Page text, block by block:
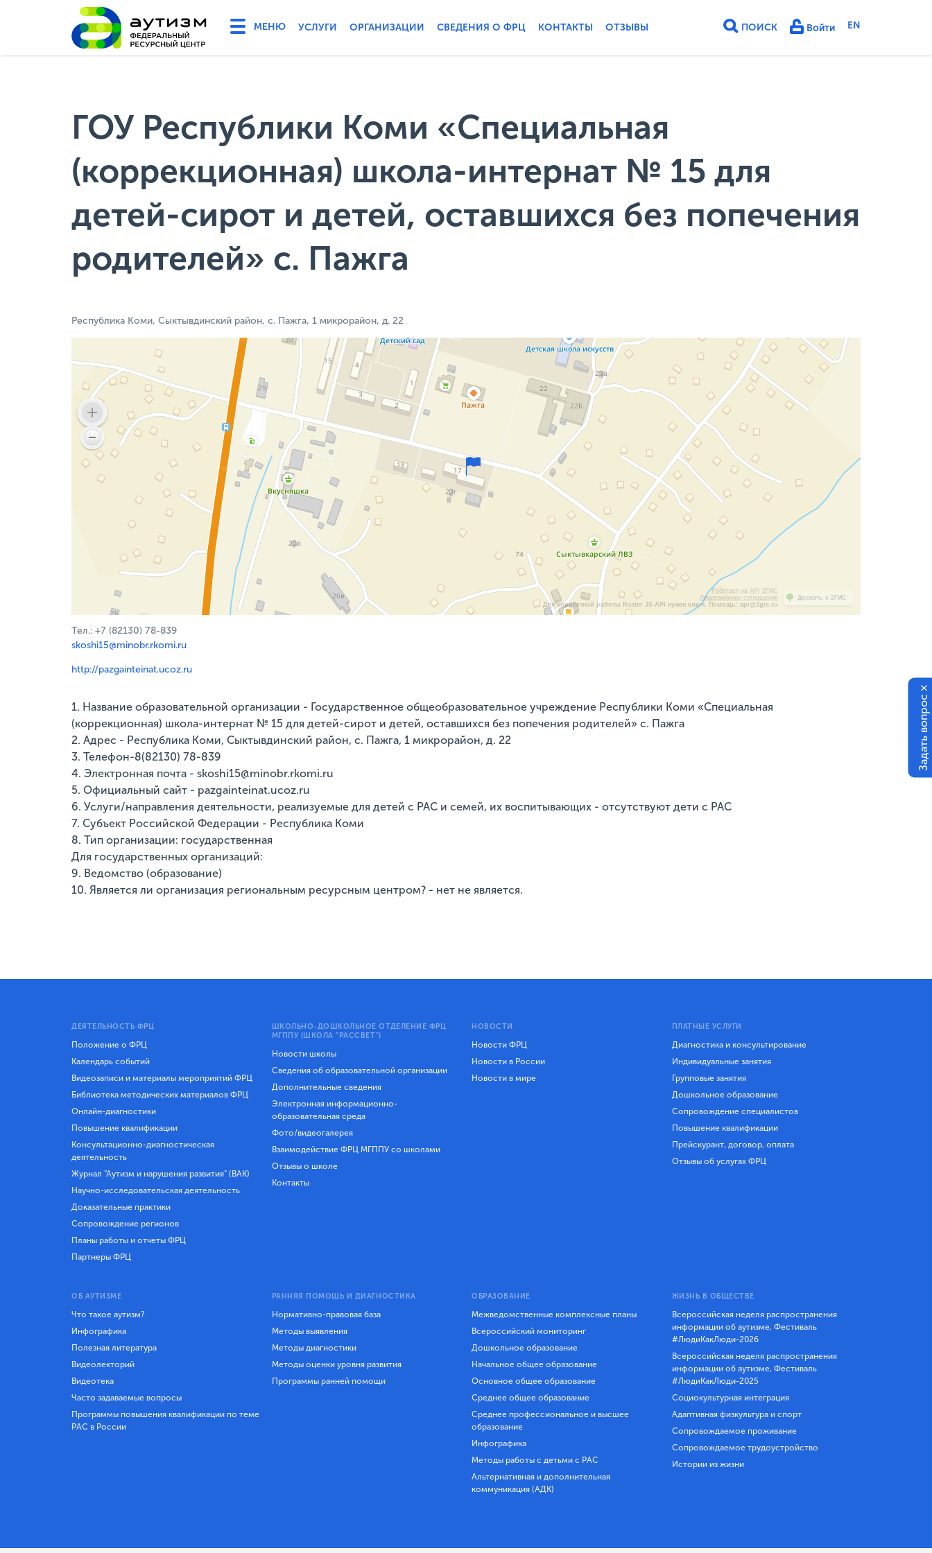
УСЛУГИ ОРГАНИЗАЦИИ СВЕДЕНИЯ О ФРЦ КОНТАКТЫ ОТЗЫВЫ ПОИСК Войти EN
ГОУ Республики Коми «Специальная
(коррекционная) школа-интернат № 15 для
детей-сирот и детей, оставшихся без попечения
родителей» с. Пажга
Республика Коми, Сыктывдинский район, с. Пажга, 1 микрорайон, д. 22
Работает на API 2ГИС
Лицензионное соглашение
Для корректной работы Raster JS API нужен ключ. Помощь: api@2gis.ru
Доехать с 2ГИС
Тел.: +7 (82130) 78-839
skoshi15@minobr.rkomi.ru
http://pazgainteinat.ucoz.ru
1. Название образовательной организации - Государственное общеобразовательное учреждение Республики Коми «Специальная
(коррекционная) школа-интернат № 15 для детей-сирот и детей, оставшихся без попечения родителей» с. Пажга
2. Адрес - Республика Коми, Сыктывдинский район, с. Пажга, 1 микрорайон, д. 22
3. Телефон-8(82130) 78-839
4. Электронная почта - skoshi15@minobr.rkomi.ru
5. Официальный сайт - pazgainteinat.ucoz.ru
6. Услуги/направления деятельности, реализуемые для детей с РАС и семей, их воспитывающих - отсутствуют дети с РАС
7. Субъект Российской Федерации - Республика Коми
8. Тип организации: государственная
Для государственных организаций:
9. Ведомство (образование)
10. Является ли организация региональным ресурсным центром? - нет не является.
ДЕЯТЕЛЬНОСТЬ ФРЦ
Положение о ФРЦ
Календарь событий
Видеозаписи и материалы мероприятий ФРЦ
Библиотека методических материалов ФРЦ
Онлайн-диагностики
Повышение квалификации
Консультационно-диагностическая
деятельность
Журнал "Аутизм и нарушения развития" (ВАК)
Научно-исследовательская деятельность
Доказательные практики
Сопровождение регионов
Планы работы и отчеты ФРЦ
Партнеры ФРЦ
ШКОЛЬНО-ДОШКОЛЬНОЕ ОТДЕЛЕНИЕ ФРЦ
МГППУ (ШКОЛА "РАССВЕТ")
Новости школы
Сведения об образовательной организации
Дополнительные сведения
Электронная информационно-
образовательная среда
Фото/видеогалерея
Взаимодействие ФРЦ МГППУ со школами
Отзывы о школе
Контакты
НОВОСТИ
Новости ФРЦ
Новости в России
Новости в мире
ПЛАТНЫЕ УСЛУГИ
Диагностика и консультирование
Индивидуальные занятия
Групповые занятия
Дошкольное образование
Сопровождение специалистов
Повышение квалификации
Прейскурант, договор, оплата
Отзывы об услугах ФРЦ
ОБ АУТИЗМЕ
Что такое аутизм?
Инфографика
Полезная литература
Видеолекторий
Видеотека
Часто задаваемые вопросы
Программы повышения квалификации по теме
РАС в России
РАННЯЯ ПОМОЩЬ И ДИАГНОСТИКА
Нормативно-правовая база
Методы выявления
Методы диагностики
Методы оценки уровня развития
Программы ранней помощи
ОБРАЗОВАНИЕ
Межведомственные комплексные планы
Всероссийский мониторинг
Дошкольное образование
Начальное общее образование
Основное общее образование
Среднее общее образование
Среднее профессиональное и высшее
образование
Инфографика
Методы работы с детьми с РАС
Альтернативная и дополнительная
коммуникация (АДК)
ЖИЗНЬ В ОБЩЕСТВЕ
Всероссийская неделя распространения
информации об аутизме, Фестиваль
#ЛюдиКакЛюди-2026
Всероссийская неделя распространения
информации об аутизме, Фестиваль
#ЛюдиКакЛюди-2025
Социокультурная интеграция
Адаптивная физкультура и спорт
Сопровождаемое проживание
Сопровождаемое трудоустройство
Истории из жизни
Задать вопрос
×